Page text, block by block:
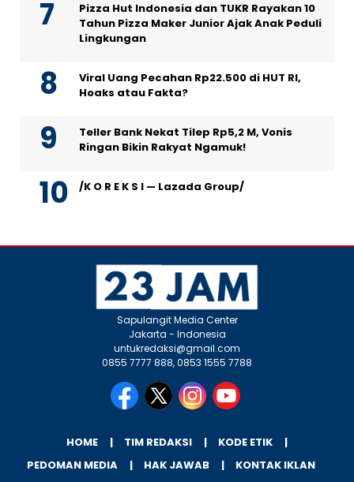
Pizza Hut Indonesia dan TUKR Rayakan 10
Tahun Pizza Maker Junior Ajak Anak Peduli
Lingkungan
Viral Uang Pecahan Rp22.500 di HUT RI,
Hoaks atau Fakta?
Teller Bank Nekat Tilep Rp5,2 M, Vonis
Ringan Bikin Rakyat Ngamuk!
/K O R E K S I — Lazada Group/
Sapulangit Media Center
Jakarta - Indonesia
untukredaksi@gmail.com
0855 7777 888, 0853 1555 7788
HOME TIM REDAKSI
KODE ETIK
PEDOMAN MEDIA
HAK JAWAB KONTAK IKLAN